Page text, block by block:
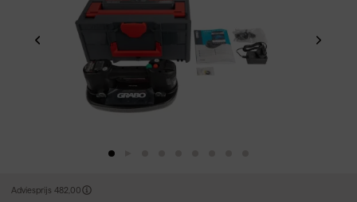
Adviesprijs 482,00